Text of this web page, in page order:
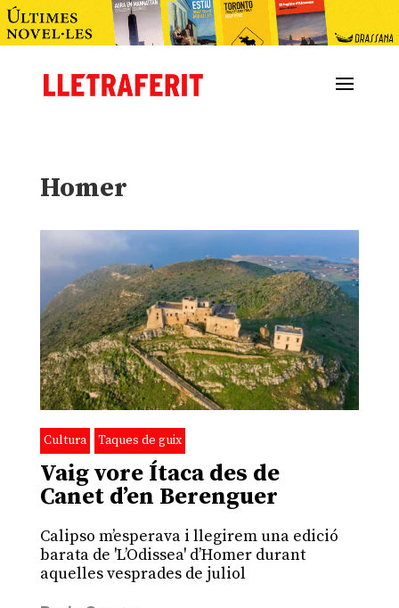
Homer
Cultura Taques de guix
Vaig vore Ítaca des de
Canet d’en Berenguer
Calipso m’esperava i llegirem una edició
barata de 'L’Odissea' d’Homer durant
aquelles vesprades de juliol